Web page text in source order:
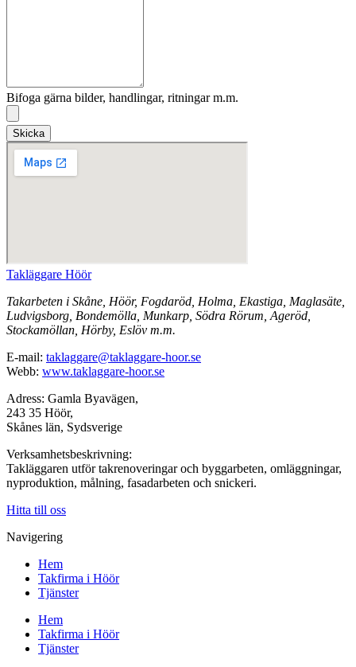
Bifoga gärna bilder, handlingar, ritningar m.m.
Skicka
Takläggare Höör
Takarbeten i Skåne, Höör, Fogdaröd, Holma, Ekastiga, Maglasäte,
Ludvigsborg, Bondemölla, Munkarp, Södra Rörum, Ageröd,
Stockamöllan, Hörby, Eslöv m.m.
E-mail: taklaggare@taklaggare-hoor.se
Webb: www.taklaggare-hoor.se
Adress: Gamla Byavägen,
243 35 Höör,
Skånes län, Sydsverige
Verksamhetsbeskrivning:
Takläggaren utför takrenoveringar och byggarbeten, omläggningar,
nyproduktion, målning, fasadarbeten och snickeri.
Hitta till oss
Navigering
Hem
Takfirma i Höör
Tjänster
Hem
Takfirma i Höör
Tjänster